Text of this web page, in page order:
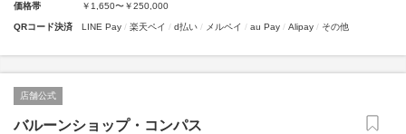
価格帯
￥1,650〜￥250,000
QRコード決済 LINE Pay 楽天ペイ d払い メルペイ au Pay Alipay その他
店舗公式
バルーンショップ・コンパス